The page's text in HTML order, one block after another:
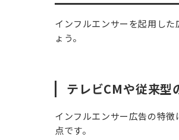
インフルエンサーを起用し
ょう。
テレビCMや従来型
インフルエンサー広告の特
点です。